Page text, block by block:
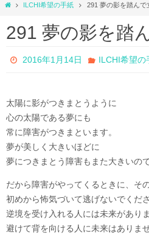
ホ
ム
ILCHI希望の手紙 291 夢の影を踏んで
291 夢の影を踏
2016年1月14日 ILCHI希望の
太陽に影がつきまとうように
心の太陽である夢にも
常に障害がつきまといます。
夢が美しく大きいほどに
夢につきまとう障害もまた大きいので
だから障害がやってくるときに、そ
初めから怖気づいて逃げないでくださ
逆境を受け入れる人には未来があり
避けて背を向ける人に未来はありませ